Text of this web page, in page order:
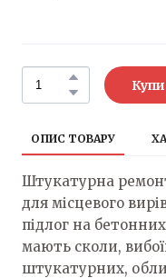
ОПИС ТОВАРУ
Штукатурна
для місцевого
підлог на
мають сколи,
штукатурних,